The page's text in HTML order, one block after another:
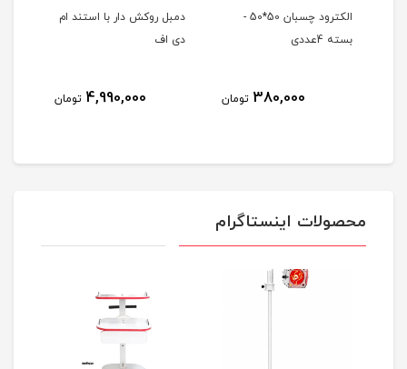
الکترود چسبان 50*50 -
بسته 4عددی
380,000 تومان
دمبل روکش دار با استند ام
دی اف
4,990,000 تومان
محصولات اینستاگرام